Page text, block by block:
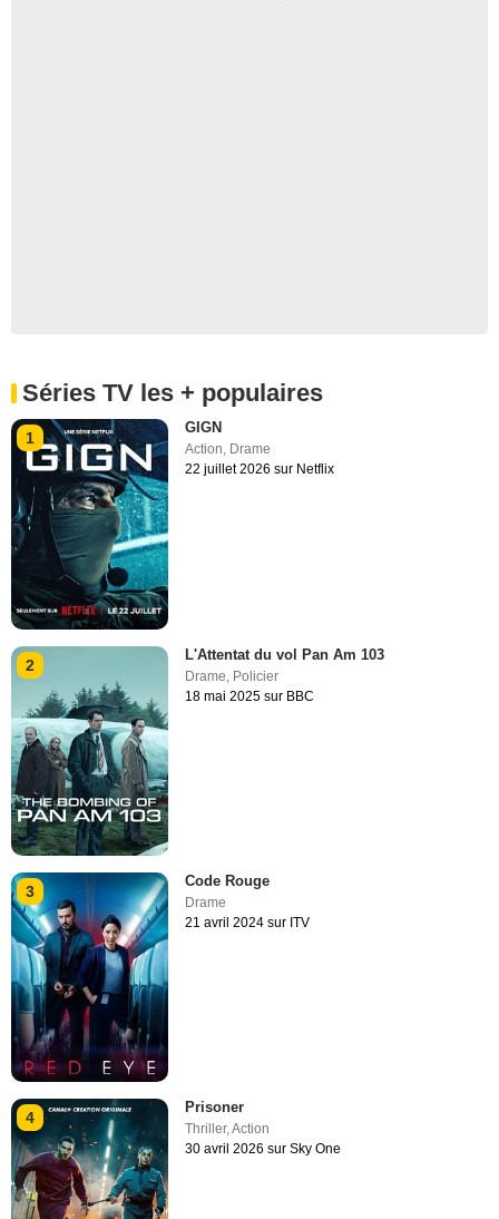
Séries TV les + populaires
1
GIGN
Action, Drame
22 juillet 2026 sur Netflix
2
L'Attentat du vol Pan Am 103
Drame Policier
18 mai 2025 sur BBC
3
Code Rouge
Drame
21 avril 2024 sur ITV
4
Prisoner
Thriller,Action
30 avril 2026 sur Sky One